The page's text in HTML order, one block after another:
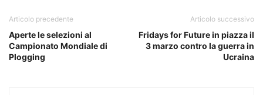
Articolo precedente
Aperte le selezioni al
Campionato Mondiale di
Plogging
Articolo successivo
Fridays for Future in piazza il
3 marzo contro la guerra in
Ucraina